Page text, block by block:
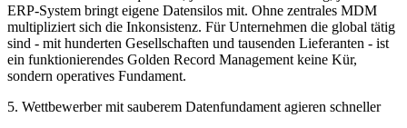
ERP-System bringt eigene Datensilos mit. Ohne zentrales MDM
multipliziert sich die Inkonsistenz. Für Unternehmen die global tätig
sind - mit hunderten Gesellschaften und tausenden Lieferanten - ist
ein funktionierendes Golden Record Management keine Kür,
sondern operatives Fundament.
5. Wettbewerber mit sauberem Datenfundament agieren schneller